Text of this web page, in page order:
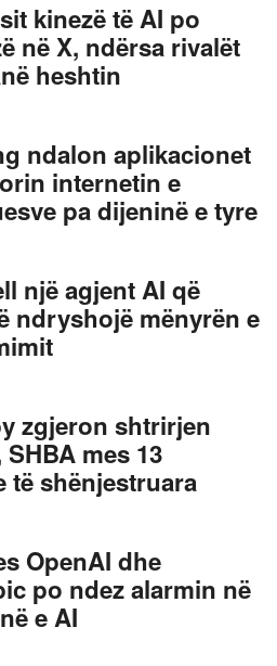
kinezë të AI po
në X, ndërsa rivalët
heshtin
ndalon aplikacionet
internetin e
pa dijeninë e tyre
një agjent AI që
ndryshojë mënyrën e
zgjeron shtrirjen
mes 13
të shënjestruara
OpenAI dhe
po ndez alarmin në
e AI